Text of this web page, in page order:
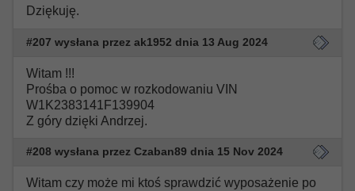
Dziękuję.
#207 wysłana przez ak1952 dnia 13 Aug 2024
Witam !!!
Prośba o pomoc w rozkodowaniu VIN
W1K2383141F139904
Z góry dzięki Andrzej.
#208 wysłana przez Czaban89 dnia 15 Nov 2024
Witam czy może mi ktoś sprawdzić wyposażenie po